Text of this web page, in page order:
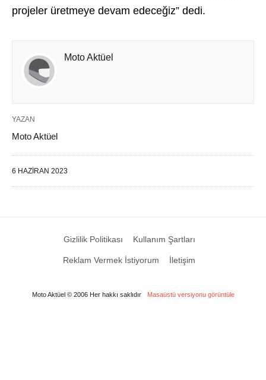
projeler üretmeye devam edeceğiz” dedi.
Moto Aktüel
YAZAN
Moto Aktüel
6 HAZIRAN 2023
Gizlilik Politikası Kullanım Şartları
Reklam Vermek İstiyorum İletişim
Moto Aktüel © 2006 Her hakkı saklıdır Masaüstü versiyonu görüntüle